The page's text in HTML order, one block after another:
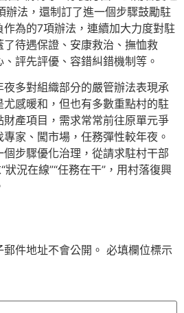
辦法，還制訂了進一個步驟鼓勵駐
為的7項辦法，連續加大力度對駐
待遇保證、安康救治、撫恤救
評先評優、容錯糾錯機制等。
多對組織部分的嚴管辦法表現承
尤感暖和，但也有多數重點村的駐
產項目，需求常常前往原單元爭
家、闖市場，任務彈性較年夜。
步驟優化治理，從請求駐村干部
狀況在線”“任務在干”，用村落復興
件地址不會公開。 必填欄位標示